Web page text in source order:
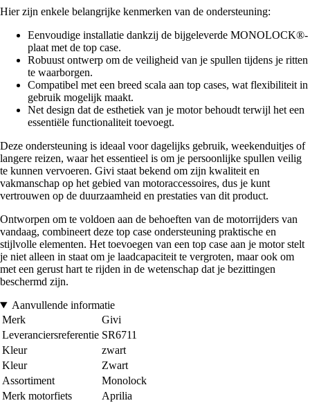
Hier zijn enkele belangrijke kenmerken van de ondersteuning:
Eenvoudige installatie dankzij de bijgeleverde MONOLOCK®-
plaat met de top case.
Robuust ontwerp om de veiligheid van je spullen tijdens je ritten
te waarborgen.
Compatibel met een breed scala aan top cases, wat flexibiliteit in
gebruik mogelijk maakt.
Net design dat de esthetiek van je motor behoudt terwijl het een
essentiële functionaliteit toevoegt.
Deze ondersteuning is ideaal voor dagelijks gebruik, weekenduitjes of
langere reizen, waar het essentieel is om je persoonlijke spullen veilig
te kunnen vervoeren. Givi staat bekend om zijn kwaliteit en
vakmanschap op het gebied van motoraccessoires, dus je kunt
vertrouwen op de duurzaamheid en prestaties van dit product.
Ontworpen om te voldoen aan de behoeften van de motorrijders van
vandaag, combineert deze top case ondersteuning praktische en
stijlvolle elementen. Het toevoegen van een top case aan je motor stelt
je niet alleen in staat om je laadcapaciteit te vergroten, maar ook om
met een gerust hart te rijden in de wetenschap dat je bezittingen
beschermd zijn.
Aanvullende informatie
Merk
Givi
Leveranciersreferentie SR6711
Kleur
zwart
Kleur
Zwart
Assortiment
Monolock
Merk motorfiets
Aprilia